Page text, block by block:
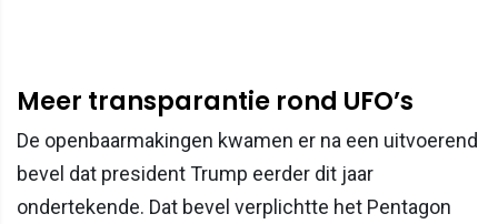
Meer transparantie rond UFO’s
De openbaarmakingen kwamen er na een uitvoerend
bevel dat president Trump eerder dit jaar
ondertekende. Dat bevel verplichtte het Pentagon